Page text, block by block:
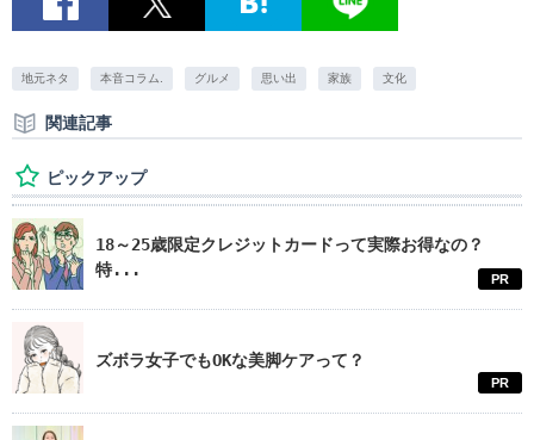
地元ネタ 本音コラム. グルメ 思い出 家族 文化
関連記事
ピックアップ
18～25歳限定クレジットカードって実際お得なの？
特...
PR
ズボラ女子でもOKな美脚ケアって？
PR